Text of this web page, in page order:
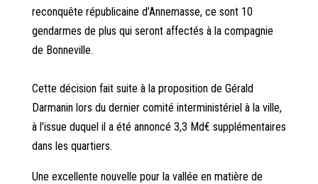
reconquête républicaine d’Annemasse, ce sont 10
gendarmes de plus qui seront affectés à la compagnie
de Bonneville.
Cette décision fait suite à la proposition de Gérald
Darmanin lors du dernier comité interministériel à la ville,
à l’issue duquel il a été annoncé 3,3 Md€ supplémentaires
dans les quartiers.
Une excellente nouvelle pour la vallée en matière de